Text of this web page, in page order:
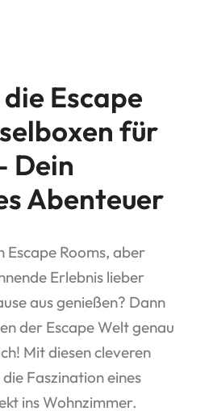
Escape
für
Dein
Abenteuer
Escape Rooms, aber
Erlebnis lieber
aus genießen? Dann
der Escape Welt genau
Mit diesen cleveren
Faszination eines
ins Wohnzimmer.